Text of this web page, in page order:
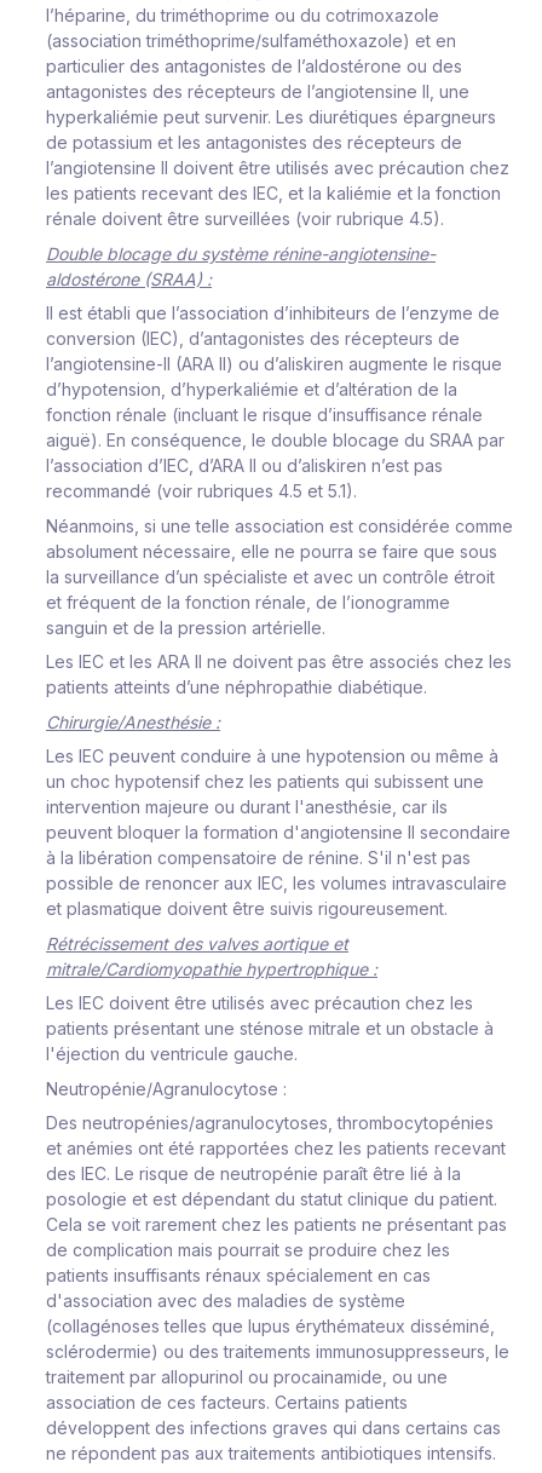
l’héparine, du triméthoprime ou du cotrimoxazole
(association triméthoprime/sulfaméthoxazole) et en
particulier des antagonistes de l’aldostérone ou des
antagonistes des récepteurs de l’angiotensine II, une
hyperkaliémie peut survenir. Les diurétiques épargneurs
de potassium et les antagonistes des récepteurs de
l’angiotensine II doivent être utilisés avec précaution chez
les patients recevant des IEC, et la kaliémie et la fonction
rénale doivent être surveillées (voir rubrique 4.5).
Double blocage du système rénine-angiotensine-
aldostérone (SRAA) :
Il est établi que l’association d’inhibiteurs de l’enzyme de
conversion (IEC), d’antagonistes des récepteurs de
l’angiotensine-II (ARA II) ou d’aliskiren augmente le risque
d’hypotension, d’hyperkaliémie et d’altération de la
fonction rénale (incluant le risque d’insuffisance rénale
aiguë). En conséquence, le double blocage du SRAA par
l’association d’IEC, d’ARA II ou d’aliskiren n’est pas
recommandé (voir rubriques 4.5 et 5.1).
Néanmoins, si une telle association est considérée comme
absolument nécessaire, elle ne pourra se faire que sous
la surveillance d’un spécialiste et avec un contrôle étroit
et fréquent de la fonction rénale, de l’ionogramme
sanguin et de la pression artérielle.
Les IEC et les ARA II ne doivent pas être associés chez les
patients atteints d’une néphropathie diabétique.
Chirurgie/Anesthésie :
Les IEC peuvent conduire à une hypotension ou même à
un choc hypotensif chez les patients qui subissent une
intervention majeure ou durant l'anesthésie, car ils
peuvent bloquer la formation d'angiotensine II secondaire
à la libération compensatoire de rénine. S'il n'est pas
possible de renoncer aux IEC, les volumes intravasculaire
et plasmatique doivent être suivis rigoureusement.
Rétrécissement des valves aortique et
mitrale/Cardiomyopathie hypertrophique :
Les IEC doivent être utilisés avec précaution chez les
patients présentant une sténose mitrale et un obstacle à
l'éjection du ventricule gauche.
Neutropénie/Agranulocytose :
Des neutropénies/agranulocytoses, thrombocytopénies
et anémies ont été rapportées chez les patients recevant
des IEC. Le risque de neutropénie paraît être lié à la
posologie et est dépendant du statut clinique du patient.
Cela se voit rarement chez les patients ne présentant pas
de complication mais pourrait se produire chez les
patients insuffisants rénaux spécialement en cas
d'association avec des maladies de système
(collagénoses telles que lupus érythémateux disséminé,
sclérodermie) ou des traitements immunosuppresseurs, le
traitement par allopurinol ou procainamide, ou une
association de ces facteurs. Certains patients
développent des infections graves qui dans certains cas
ne répondent pas aux traitements antibiotiques intensifs.